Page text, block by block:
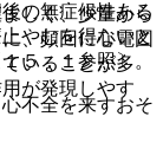
しく、少量から
、頻回に心電図
いることが多
が発現しやす
の無症候性ある
やむを得ないと
５．１参照〕。
不全を来すおそ